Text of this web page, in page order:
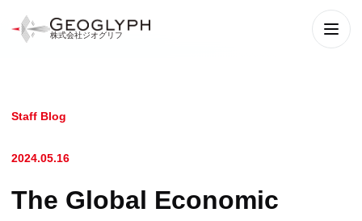
株式会社ジオグリフ
メニ
Staff Blog
2024.05.16
The Global Economic